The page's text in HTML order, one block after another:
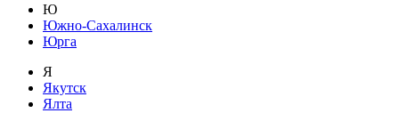
Ю
Южно-Сахалинск
Юрга
Я
Якутск
Ялта